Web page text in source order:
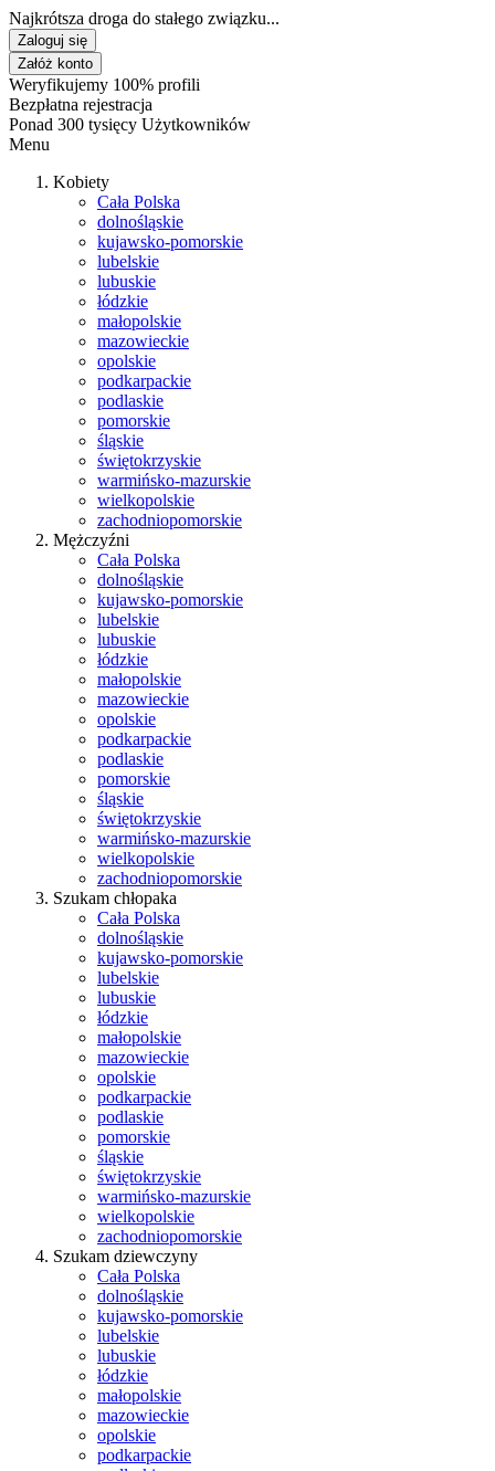
Najkrótsza droga do stałego związku...
Zaloguj się
Załóż konto
Weryfikujemy 100% profili
Bezpłatna rejestracja
Ponad 300 tysięcy Użytkowników
Menu
Kobiety
Cała Polska
dolnośląskie
kujawsko-pomorskie
lubelskie
lubuskie
łódzkie
małopolskie
mazowieckie
opolskie
podkarpackie
podlaskie
pomorskie
śląskie
świętokrzyskie
warmińsko-mazurskie
wielkopolskie
zachodniopomorskie
Mężczyźni
Cała Polska
dolnośląskie
kujawsko-pomorskie
lubelskie
lubuskie
łódzkie
małopolskie
mazowieckie
opolskie
podkarpackie
podlaskie
pomorskie
śląskie
świętokrzyskie
warmińsko-mazurskie
wielkopolskie
zachodniopomorskie
Szukam chłopaka
Cała Polska
dolnośląskie
kujawsko-pomorskie
lubelskie
lubuskie
łódzkie
małopolskie
mazowieckie
opolskie
podkarpackie
podlaskie
pomorskie
śląskie
świętokrzyskie
warmińsko-mazurskie
wielkopolskie
zachodniopomorskie
Szukam dziewczyny
Cała Polska
dolnośląskie
kujawsko-pomorskie
lubelskie
lubuskie
łódzkie
małopolskie
mazowieckie
opolskie
podkarpackie